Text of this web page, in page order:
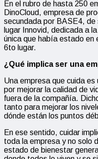
En el rubro de hasta 250
DinoCloud, empresa de
secundada por BASE4,
lugar Innovid, dedicada a
única que había estado en
6to lugar.
¿Qué implica ser una
Una empresa que cuida
por mejorar la calidad de
fuera de la compañía.
tanto para mejorar los
dónde están los puntos
En ese sentido, cuidar
toda la empresa y no solo
estado de bienestar